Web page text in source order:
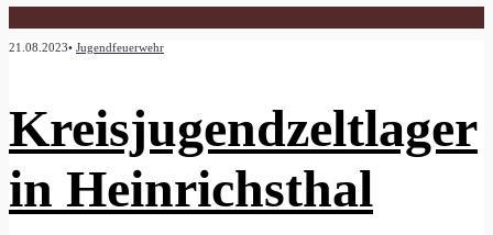
21.08.2023• Jugendfeuerwehr
Kreisjugendzeltlager
in Heinrichsthal